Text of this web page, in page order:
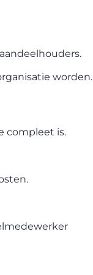
worden.
compleet is.